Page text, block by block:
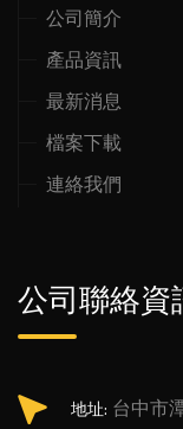
公司簡介
產品資訊
最新消息
檔案下載
連絡我們
公司聯絡資
地址: 台中市